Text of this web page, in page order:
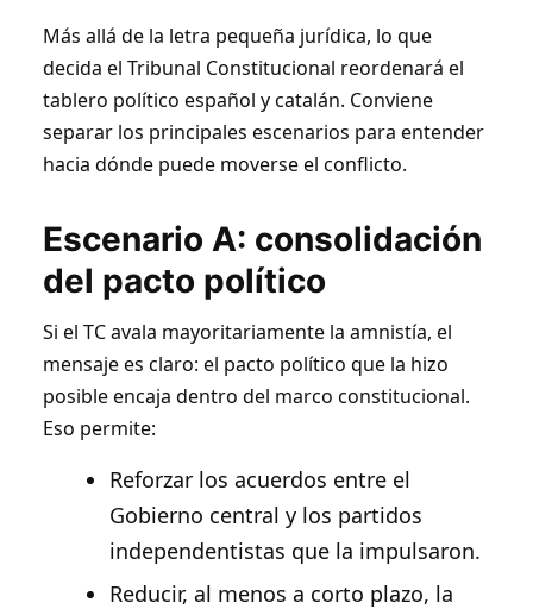
Más allá de la letra pequeña jurídica, lo que
decida el Tribunal Constitucional reordenará el
tablero político español y catalán. Conviene
separar los principales escenarios para entender
hacia dónde puede moverse el conflicto.
Escenario A: consolidación
del pacto político
Si el TC avala mayoritariamente la amnistía, el
mensaje es claro: el pacto político que la hizo
posible encaja dentro del marco constitucional.
Eso permite:
Reforzar los acuerdos entre el
Gobierno central y los partidos
independentistas que la impulsaron.
Reducir, al menos a corto plazo, la